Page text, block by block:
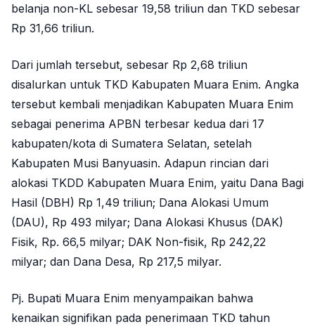
belanja non-KL sebesar 19,58 triliun dan TKD sebesar
Rp 31,66 triliun.
Dari jumlah tersebut, sebesar Rp 2,68 triliun
disalurkan untuk TKD Kabupaten Muara Enim. Angka
tersebut kembali menjadikan Kabupaten Muara Enim
sebagai penerima APBN terbesar kedua dari 17
kabupaten/kota di Sumatera Selatan, setelah
Kabupaten Musi Banyuasin. Adapun rincian dari
alokasi TKDD Kabupaten Muara Enim, yaitu Dana Bagi
Hasil (DBH) Rp 1,49 triliun; Dana Alokasi Umum
(DAU), Rp 493 milyar; Dana Alokasi Khusus (DAK)
Fisik, Rp. 66,5 milyar; DAK Non-fisik, Rp 242,22
milyar; dan Dana Desa, Rp 217,5 milyar.
Pj. Bupati Muara Enim menyampaikan bahwa
kenaikan signifikan pada penerimaan TKD tahun